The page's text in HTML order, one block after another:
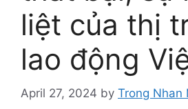
liệt của thị
lao động
April 27, 2024 by Trong Nhan